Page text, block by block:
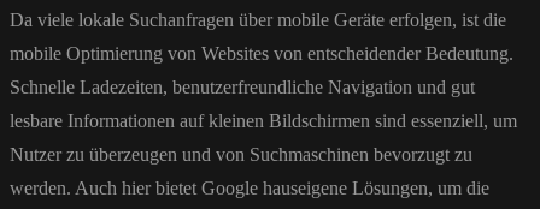
Da viele lokale Suchanfragen über mobile Geräte erfolgen, ist die
mobile Optimierung von Websites von entscheidender Bedeutung.
Schnelle Ladezeiten, benutzerfreundliche Navigation und gut
lesbare Informationen auf kleinen Bildschirmen sind essenziell, um
Nutzer zu überzeugen und von Suchmaschinen bevorzugt zu
werden. Auch hier bietet Google hauseigene Lösungen, um die